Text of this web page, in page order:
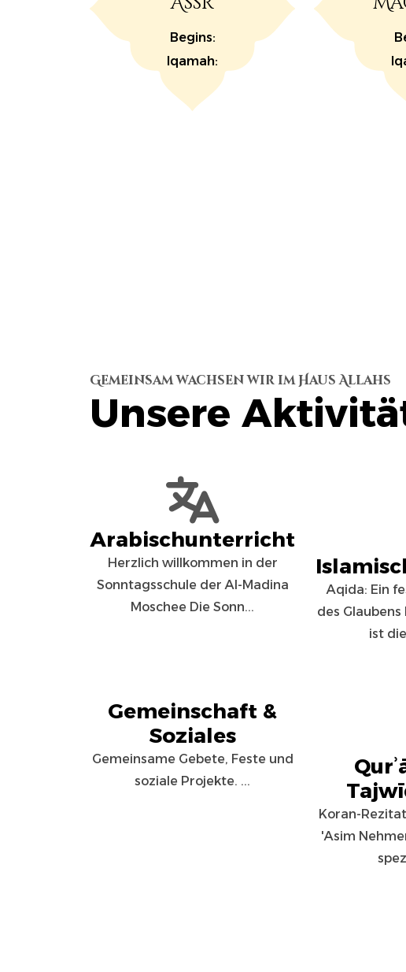
Begins:
Iqamah:
Gemeinsam wachsen wir im Haus Allahs
Unsere
Arabischunterricht
Herzlich willkommen in der
Sonntagsschule der Al-Madina
Moschee Die Sonn...
Aqida: Ein
des Glaubens
ist
Gemeinschaft &
Soziales
Gemeinsame Gebete, Feste und
soziale Projekte. ...
Koran-
'Asim